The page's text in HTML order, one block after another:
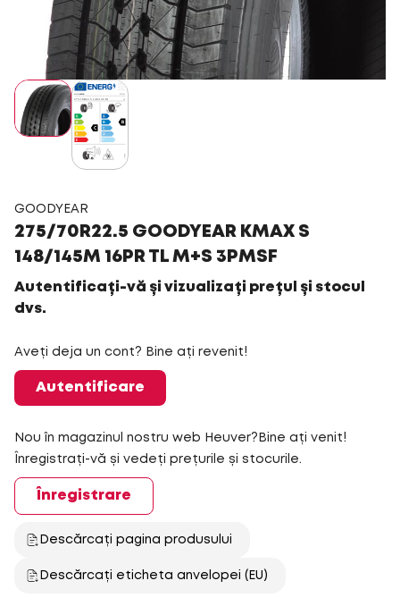
GOODYEAR
275/70R22.5 GOODYEAR KMAX S
148/145M 16PR TL M+S 3PMSF
Autentificați-vă și vizualizați prețul și stocul
dvs.
Aveți deja un cont? Bine ați revenit!
Autentificare
Nou în magazinul nostru web Heuver?Bine ați venit!
Înregistrați-vă și vedeți prețurile și stocurile.
Înregistrare
Descărcați pagina produsului
Descărcați eticheta anvelopei (EU)